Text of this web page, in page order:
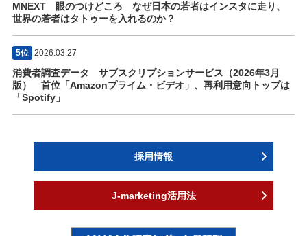
MNEXT 眼のつけどころ なぜ日本の若者はインスタに走り、
世界の若者はタトゥーを入れるのか？
5位 2026.03.27
消費者調査データ サブスクリプションサービス（2026年3月
版） 首位「Amazonプライム・ビデオ」、再利用意向トップは
「Spotify」
採用情報
J-marketing活用法